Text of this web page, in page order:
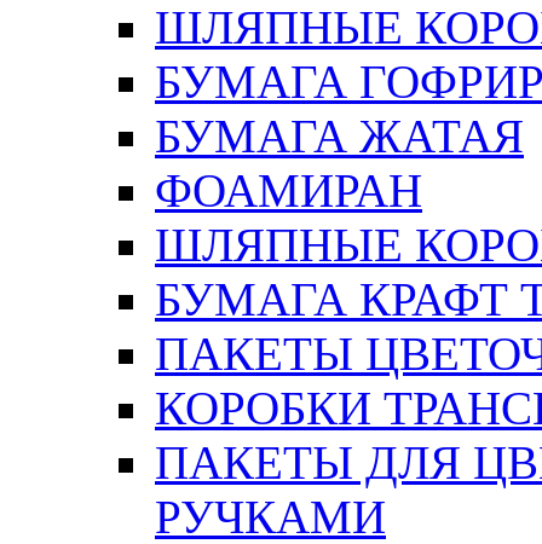
ШЛЯПНЫЕ
БУМАГА
БУМАГА ЖАТАЯ
ФОАМИРАН
ШЛЯПНЫЕ
БУМАГА КРАФТ
ПАКЕТЫ
КОРОБКИ
ПАКЕТЫ ДЛЯ
РУЧКАМИ